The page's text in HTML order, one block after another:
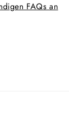
FAQs an